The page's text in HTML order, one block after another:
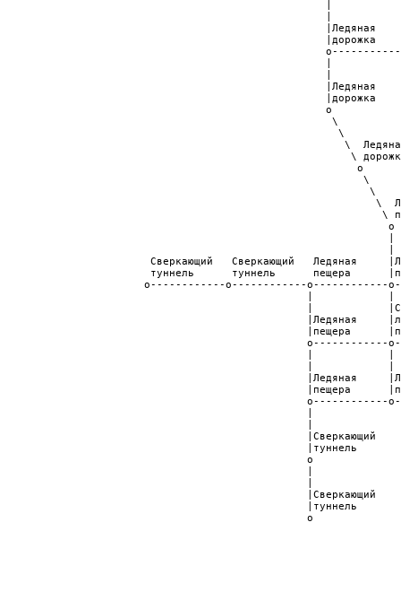
|Ледяная
|дорожка
                                                    |Ледяная
                                                    |дорожка
                                                    o
                                                     \
                                                      \
\
\
                                                         o
                                                          \
                                                           \
\
\
                                                              o
Сверкающий   Сверкающий   Ледяная
туннель      туннель      пещера
o------------o------------o------------
|
|Ледяная
|пещера
o------------
|Ледяная
|пещера
o------------
|Сверкающий
|туннель
o
|Сверкающий
|туннель